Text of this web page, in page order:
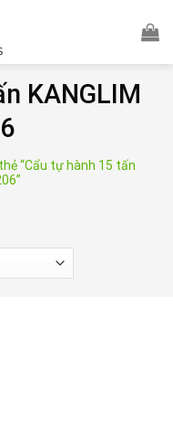
KANGLIM
“Cẩu tự hành 15 tấn